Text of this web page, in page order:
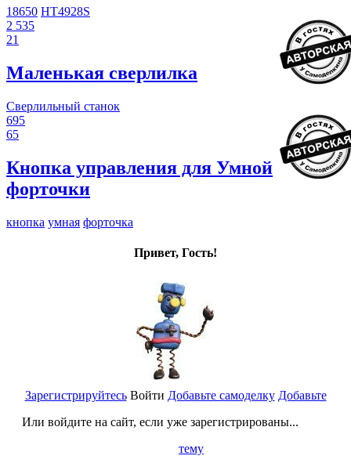
18650 HT4928S
2 535
21
Маленькая сверлилка
Сверлильный станок
695
65
Кнопка управления для Умной
форточки
кнопка умная форточка
Привет, Гость!
Зарегистрируйтесь
Или войдите на сайт, если уже зарегистрированы...
Войти Добавьте самоделку Добавьте
тему